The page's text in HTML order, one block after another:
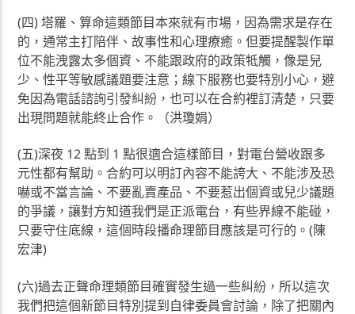
(四) 塔羅、算命這類節目本來就有市場，因為需求是存在
的，通常主打陪伴、故事性和心理療癒。但要提醒製作單
位不能洩露太多個資、不能跟政府的政策牴觸，像是兒
少、性平等敏感議題要注意；線下服務也要特別小心，避
免因為電話諮詢引發糾紛，也可以在合約裡訂清楚，只要
出現問題就能終止合作。（洪瓊娟）
(五)深夜 12 點到 1 點很適合這樣節目，對電台營收跟多
元性都有幫助。合約可以明訂內容不能誇大、不能涉及恐
嚇或不當言論、不要亂賣產品、不要惹出個資或兒少議題
的爭議，讓對方知道我們是正派電台，有些界線不能碰，
只要守住底線，這個時段播命理節目應該是可行的。(陳
宏津)
(六)過去正聲命理類節目確實發生過一些糾紛，所以這次
我們把這個新節目特別提到自律委員會討論，除了把關內